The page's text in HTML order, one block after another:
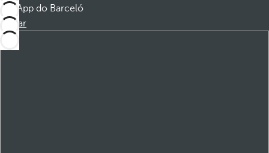
App do Barceló
Baixar